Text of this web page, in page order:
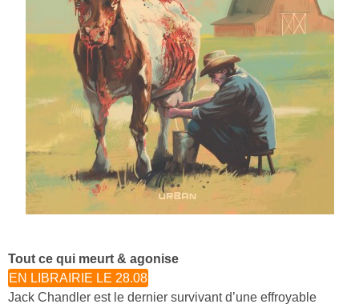
Tout ce qui meurt & agonise
EN LIBRAIRIE LE 28.08
Jack Chandler est le dernier survivant d’une effroyable